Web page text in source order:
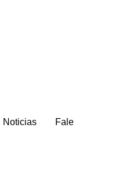
Noticias Fale